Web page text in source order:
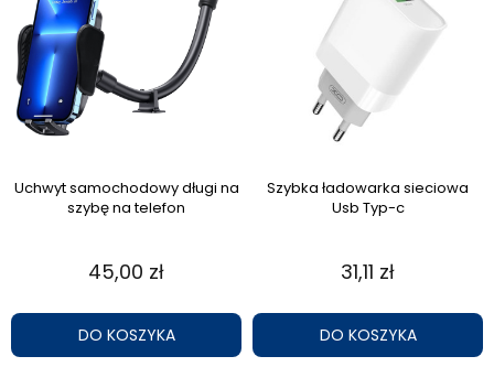
Uchwyt samochodowy długi na
szybę na telefon
45,00 zł
DO KOSZYKA
Szybka ładowarka sieciowa
Usb Typ-c
31,11 zł
DO KOSZYKA